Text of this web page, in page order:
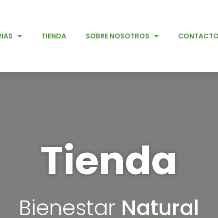
TIENDA SOBRE NOSOTROS CONTACTO
Tienda
Bienestar Natural